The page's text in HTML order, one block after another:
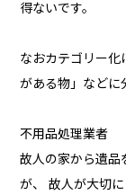
得ないです。
なおカテゴリー化
がある物」などに
不用品処理業者
故人の家から遺品
が、 故人が大切